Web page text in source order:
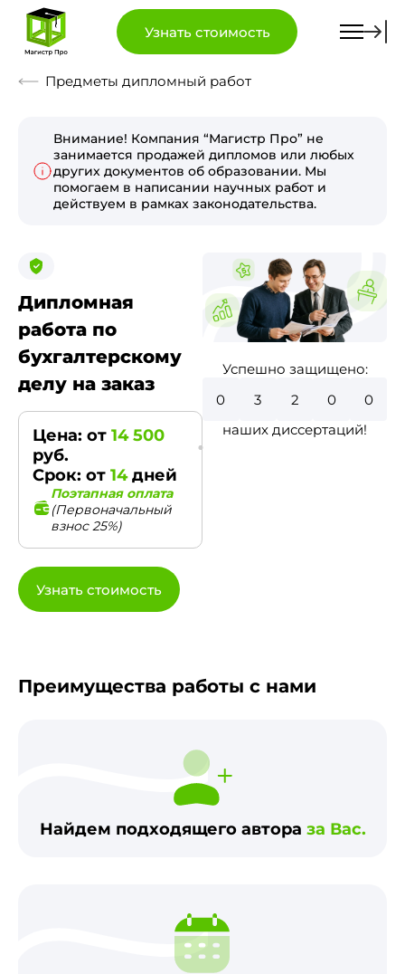
Узнать стоимость
Предметы дипломный работ
Внимание! Компания “Магистр Про” не
занимается продажей дипломов или любых
других документов об образовании. Мы
помогаем в написании научных работ и
действуем в рамках законодательства.
Дипломная
работа по
бухгалтерскому
делу на заказ
Цена: от 14 500
руб.
Срок: от 14дней
Поэтапная оплата
(Первоначальный
взнос 25%)
Узнать стоимость
Успешно защищено:
0
6
6
3
0
наших диссертаций!
Преимущества работы с нами
Найдем подходящего автора за Вас.